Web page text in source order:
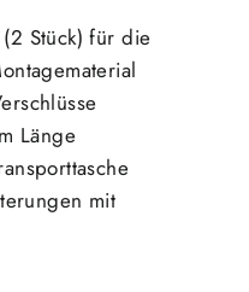
Stück) für die
Länge
mit